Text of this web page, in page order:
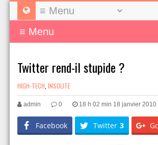
Twitter rend-il stupide ?
HIGH-TECH INSOLITE
admin 0 18 h 02 min 18 janvier 2010
Facebook Twitter 3